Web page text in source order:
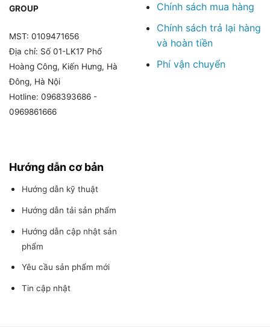
GROUP
MST: 0109471656
Địa chỉ: Số 01-LK17 Phố
Hoàng Công, Kiến Hưng, Hà
Đông, Hà Nội
Hotline: 0968393686 -
0969861666
Chính sách mua hàng
Chính sách trả lại hàng
và hoàn tiền
Phí vận chuyển
Hướng dẫn cơ bản
Hướng dẫn kỹ thuật
Hướng dẫn tải sản phẩm
Hướng dẫn cập nhật sản
phẩm
Yêu cầu sản phẩm mới
Tin cập nhật